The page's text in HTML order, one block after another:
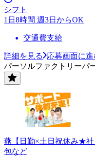
シフト
1日8時間 週3日からOK
交通費支給
詳細を見る
応募画面に進
パーソルファクトリーパ
燕【日勤×土日祝休み★社
包など